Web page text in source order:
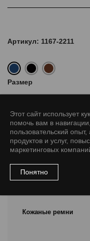
Артикул: 1167-2211
Размер
20/18 L
22/20 M 22/20 L
Кожаные ремни
Этот сайт использует
помочь вам в
пользовательский
продуктов и услуг,
маркетинговых
Понятно